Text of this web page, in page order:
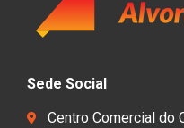
Sede Social
Centro Comercial do